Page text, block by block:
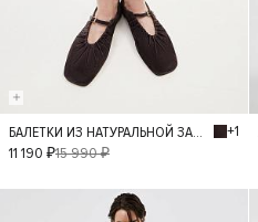
36
39
БАЛЕТКИ ИЗ НАТУРАЛЬНОЙ ЗАМШИ
+1
11 190 ₽15 990 ₽